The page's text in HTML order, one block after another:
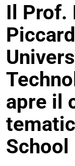
Il Prof.
apre il
School